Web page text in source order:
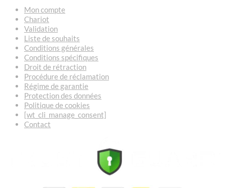
Mon compte
Chariot
Validation
Liste de souhaits
Conditions générales
Conditions spécifiques
Droit de rétraction
Procédure de réclamation
Régime de garantie
Protection des données
Politique de cookies
[wt_cli_manage_consent]
Contact